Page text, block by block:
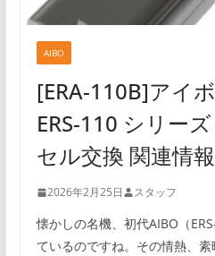
AIBO
[ERA-110B]アイ
ERS-110 シリー
セル交換 関連情報
2026年2月25日 スタッフ
懐かしの名機、初代AIBO（
ているのですね。その情熱、